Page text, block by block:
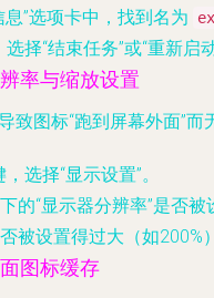
息”选项卡中，找到名为
择“结束任务”或“重新
率与缩放设置
图标“跑到屏幕外面”而
选择“显示设置”。
的“显示器分辨率”是否
被设置得过大（如200%
图标缓存